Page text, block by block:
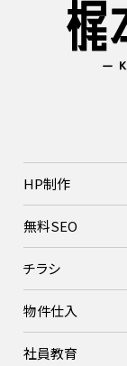
HP制作
無料SEO
チラシ
物件仕入
社員教育